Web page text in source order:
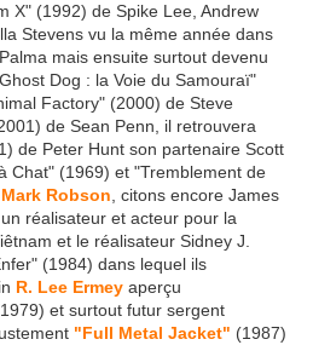
X" (1992) de Spike Lee, Andrew
Stevens vu la même année dans
mais ensuite surtout devenu
Dog : la Voie du Samouraï"
Factory" (2000) de Steve
de Sean Penn, il retrouvera
de Peter Hunt son partenaire Scott
Chat" (1969) et "Tremblement de
Mark Robson , citons encore James
réalisateur et acteur pour la
et le réalisateur Sidney J.
(1984) dans lequel ils
R. Lee Ermey aperçu
et surtout futur sergent
"Full Metal Jacket" (1987)